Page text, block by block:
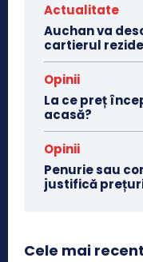
Actualitate
Auchan va
cartierul
Opinii
La ce preț
acasă?
Opinii
Penurie sau
justifică
Cele mai